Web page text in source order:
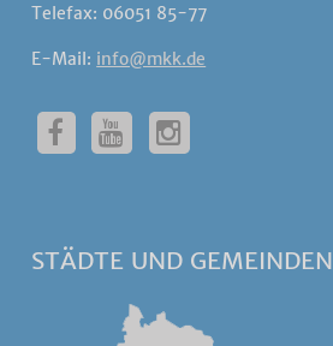
Telefax: 06051 85-77
E-Mail: info@mkk.de
STÄDTE UND GEMEINDEN